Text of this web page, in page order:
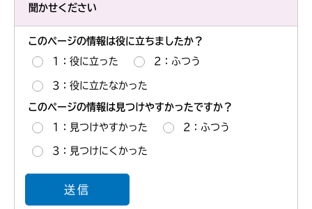
聞かせください
このページの情報は役に立ちましたか？
1：役に立った 2：ふつう
3：役に立たなかった
このページの情報は見つけやすかったですか？
1：見つけやすかった 2：ふつう
3：見つけにくかった